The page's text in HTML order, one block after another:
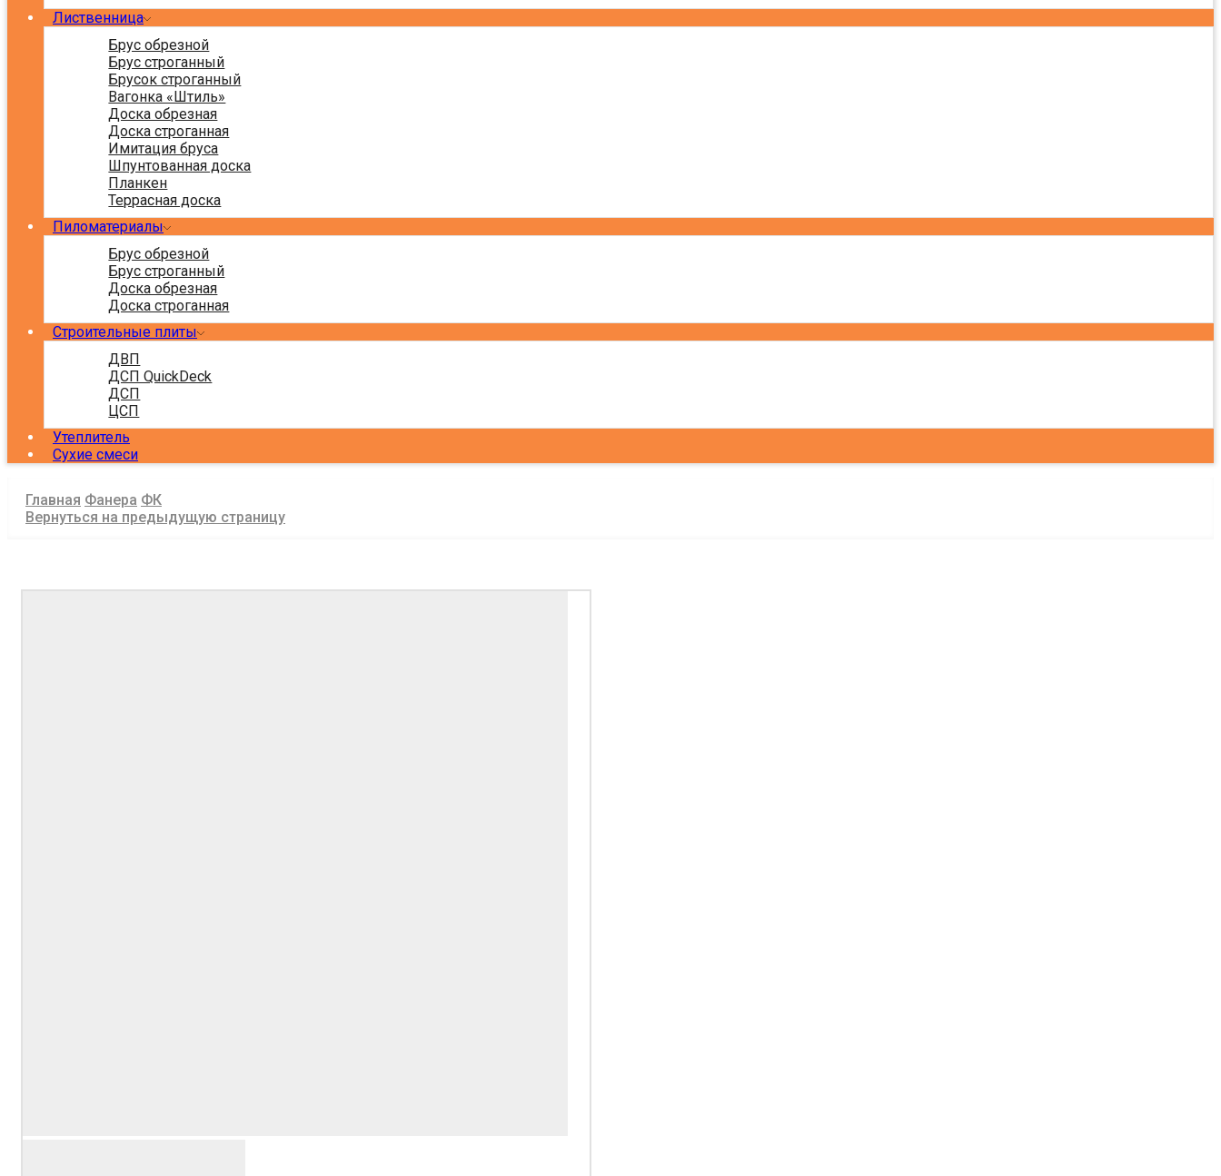
Лиственница
Брус обрезной
Брус строганный
Брусок строганный
Вагонка «Штиль»
Доска обрезная
Доска строганная
Имитация бруса
Шпунтованная доска
Планкен
Террасная доска
Пиломатериалы
Брус обрезной
Брус строганный
Доска обрезная
Доска строганная
Строительные плиты
ДВП
ДСП QuickDeck
ДСП
ЦСП
Утеплитель
Сухие смеси
Главная Фанера ФК
Вернуться на предыдущую страницу